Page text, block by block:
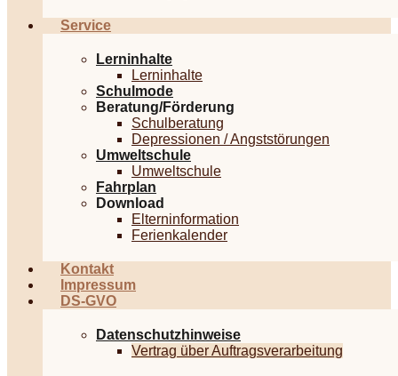
Service
Lerninhalte
Lerninhalte
Schulmode
Beratung/Förderung
Schulberatung
Depressionen / Angststörungen
Umweltschule
Umweltschule
Fahrplan
Download
Elterninformation
Ferienkalender
Kontakt
Impressum
DS-GVO
Datenschutzhinweise
Vertrag über Auftragsverarbeitung